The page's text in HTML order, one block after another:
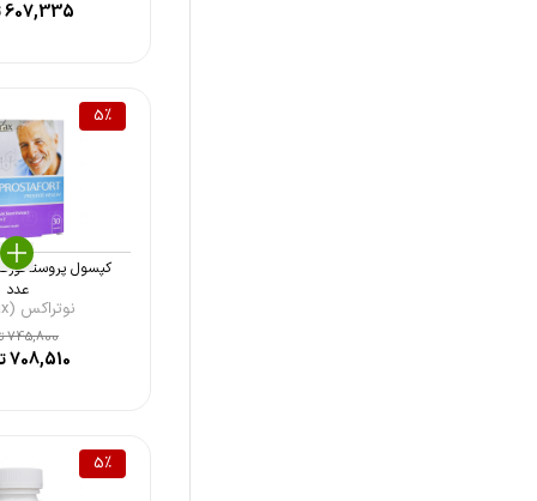
607,335
5%
عدد
نوتراکس (Nutrax)
745,800
708,510
5%